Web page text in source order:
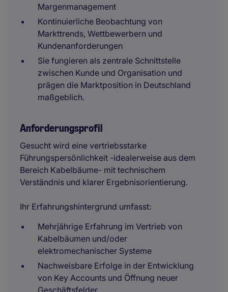
Margenmanagement
Kontinuierliche Beobachtung von
Markttrends, Wettbewerbern und
Kundenanforderungen
Sie fungieren als zentrale Schnittstelle
zwischen Kunde und Organisation und
prägen die Marktposition in Deutschland
maßgeblich.
Anforderungsprofil
Gesucht wird eine vertriebsstarke
Führungspersönlichkeit -idealerweise aus dem
Bereich Kabelbäume- mit technischem
Verständnis und klarer Ergebnisorientierung.
Ihr Erfahrungshintergrund umfasst:
Mehrjährige Erfahrung im Vertrieb von
Kabelbäumen und/oder
elektromechanischer Systeme
Nachweisbare Erfolge in der Entwicklung
von Key Accounts und Öffnung neuer
Geschäftsfelder